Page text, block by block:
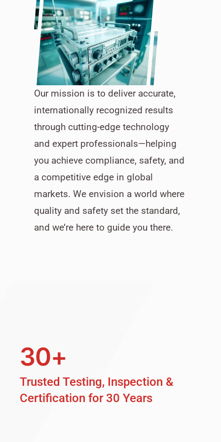
Our mission is to deliver accurate,
internationally recognized results
through cutting-edge technology
and expert professionals—helping
you achieve compliance, safety, and
a competitive edge in global
markets. We envision a world where
quality and safety set the standard,
and we’re here to guide you there.
30+
Trusted Testing, Inspection &
Certification for 30 Years